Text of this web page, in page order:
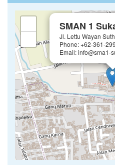
SMAN 1
Jl. Lettu Wayan
Phone: +62-361-
Email: info@sma1-